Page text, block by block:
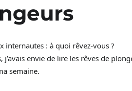
internautes : à quoi rêvez-vous ?
j’avais envie de lire les rêves de
semaine.